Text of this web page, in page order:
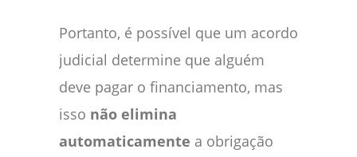
Portanto, é possível que um acordo
judicial determine que alguém
deve pagar o financiamento, mas
isso não elimina
automaticamente a obrigação